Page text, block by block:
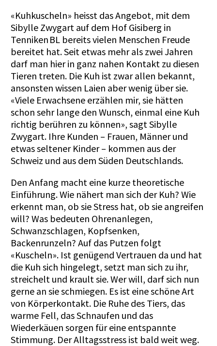
«Kuhkuscheln» heisst das Angebot, mit dem
Sibylle Zwygart auf dem Hof Gisiberg in
Tenniken BL bereits vielen Menschen Freude
bereitet hat. Seit etwas mehr als zwei Jahren
darf man hier in ganz nahen Kontakt zu diesen
Tieren treten. Die Kuh ist zwar allen bekannt,
ansonsten wissen Laien aber wenig über sie.
«Viele Erwachsene erzählen mir, sie hätten
schon sehr lange den Wunsch, einmal eine Kuh
richtig berühren zu können», sagt Sibylle
Zwygart. Ihre Kunden – Frauen, Männer und
etwas seltener Kinder – kommen aus der
Schweiz und aus dem Süden Deutschlands.
Den Anfang macht eine kurze theoretische
Einführung. Wie nähert man sich der Kuh? Wie
erkennt man, ob sie Stress hat, ob sie angreifen
will? Was bedeuten Ohrenanlegen,
Schwanzschlagen, Kopfsenken,
Backenrunzeln? Auf das Putzen folgt
«Kuscheln». Ist genügend Vertrauen da und hat
die Kuh sich hingelegt, setzt man sich zu ihr,
streichelt und krault sie. Wer will, darf sich nun
gerne an sie schmiegen. Es ist eine schöne Art
von Körperkontakt. Die Ruhe des Tiers, das
warme Fell, das Schnaufen und das
Wiederkäuen sorgen für eine entspannte
Stimmung. Der Alltagsstress ist bald weit weg.